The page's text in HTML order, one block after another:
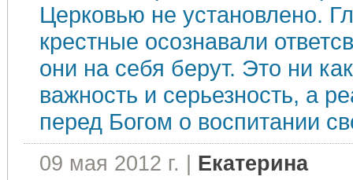
Церковью не установлено.
крестные осознавали
они на себя берут. Это ни
важность и серьезность, а
перед Богом о воспитании
09 мая 2012 г. | Екатерина